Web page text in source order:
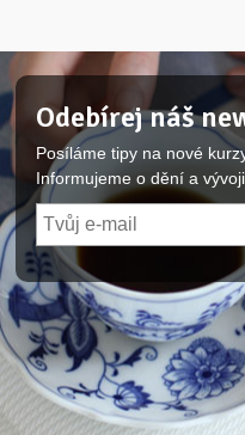
Odebírej náš
Posíláme tipy na nové
Informujeme o dění a